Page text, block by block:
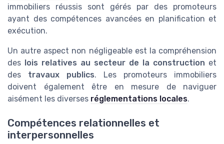
immobiliers réussis sont gérés par des promoteurs
ayant des compétences avancées en planification et
exécution.
Un autre aspect non négligeable est la compréhension
des lois relatives au secteur de la construction et
des travaux publics. Les promoteurs immobiliers
doivent également être en mesure de naviguer
aisément les diverses réglementations locales.
Compétences relationnelles et
interpersonnelles